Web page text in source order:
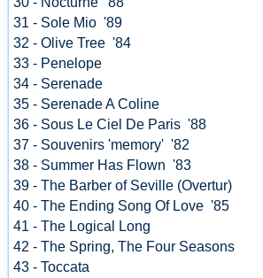
31 - Sole Mio '89
32 - Olive Tree '84
33 - Penelope
34 - Serenade
35 - Serenade A Coline
36 - Sous Le Ciel De Paris '88
37 - Souvenirs 'memory' '82
38 - Summer Has Flown '83
39 - The Barber of Seville (Overtur)
40 - The Ending Song Of Love '85
41 - The Logical Long
42 - The Spring, The Four Seasons
43 - Toccata